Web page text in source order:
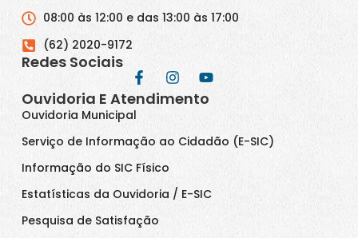
08:00 às 12:00 e das 13:00 às 17:00
(62) 2020-9172
Redes Sociais
Ouvidoria E Atendimento
Ouvidoria Municipal
Serviço de Informação ao Cidadão (E-SIC)
Informação do SIC Físico
Estatísticas da Ouvidoria / E-SIC
Pesquisa de Satisfação